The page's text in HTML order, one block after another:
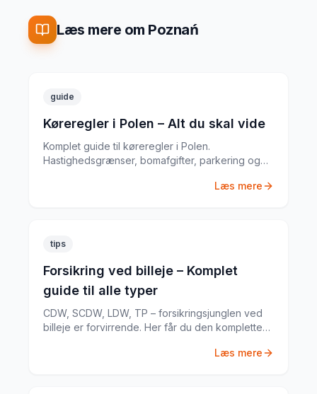
Læs mere om Poznań
guide
Køreregler i Polen – Alt du skal vide
Komplet guide til køreregler i Polen.
Hastighedsgrænser, bomafgifter, parkering og
Læs mere
tips
Forsikring ved billeje – Komplet
guide til alle typer
CDW, SCDW, LDW, TP – forsikringsjunglen ved
billeje er forvirrende. Her får du den komplette
Læs mere